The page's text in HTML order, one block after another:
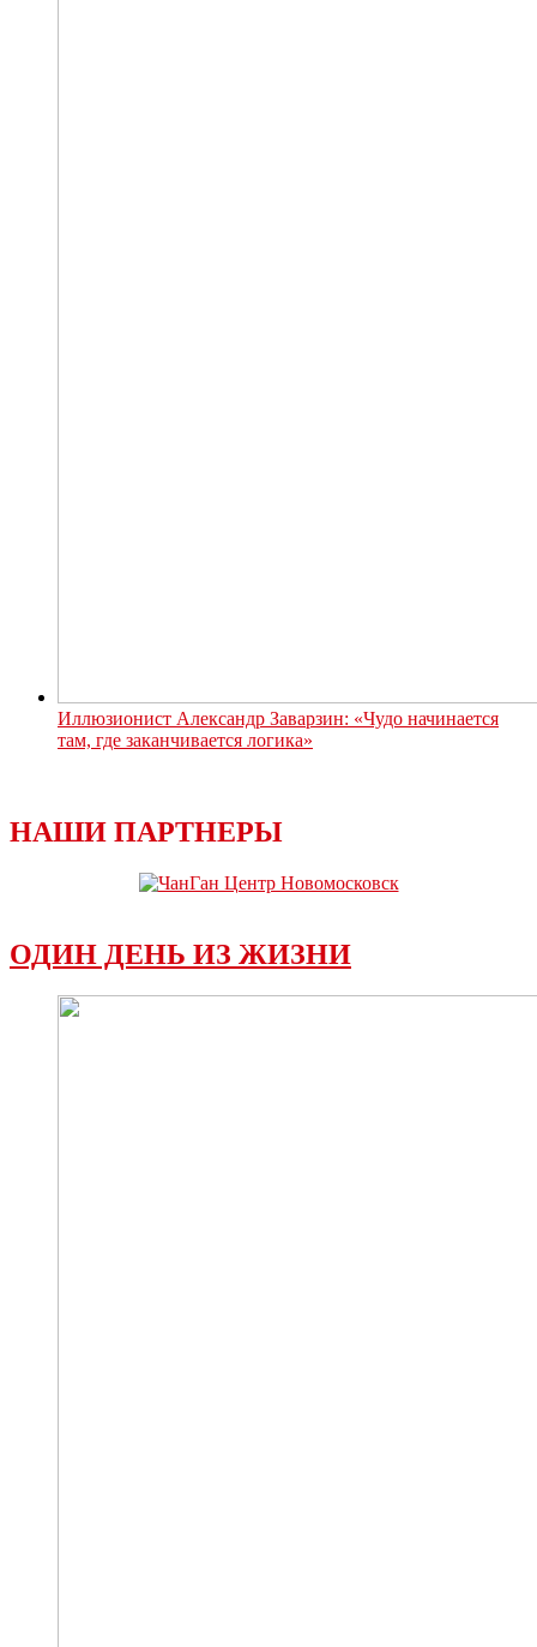
Иллюзионист Александр Заварзин: «Чудо начинается
там, где заканчивается логика»
НАШИ ПАРТНЕРЫ
ОДИН ДЕНЬ ИЗ ЖИЗНИ